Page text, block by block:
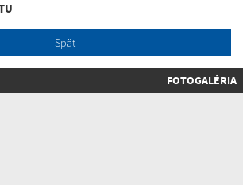
Späť
FOTOGALÉRIA